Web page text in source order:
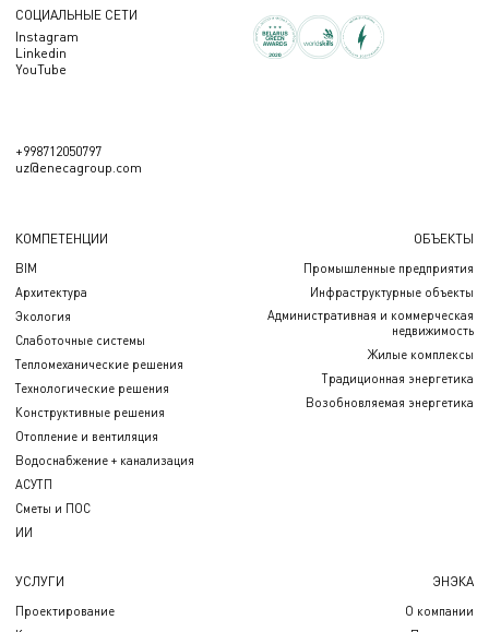
СОЦИАЛЬНЫЕ СЕТИ
Instagram
Linkedin
YouTube
+998712050797
uz@enecagroup.com
КОМПЕТЕНЦИИ
BIM
Архитектура
Экология
Слаботочные системы
Тепломеханические решения
Технологические решения
Конструктивные решения
Отопление и вентиляция
Водоснабжение + канализация
АСУТП
Сметы и ПОС
ИИ
ОБЪЕКТЫ
Промышленные предприятия
Инфраструктурные объекты
Административная и коммерческая
недвижимость
Жилые комплексы
Традиционная энергетика
Возобновляемая энергетика
УСЛУГИ
Проектирование
ЭНЭКА
О компании